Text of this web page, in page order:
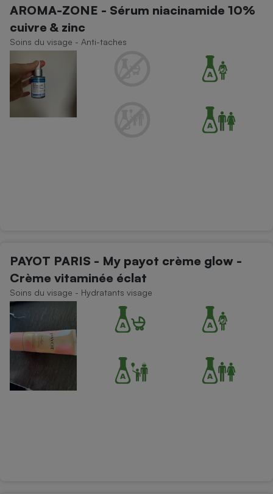
AROMA-ZONE - Sérum niacinamide 10%
cuivre & zinc
Soins du visage - Anti-taches
PAYOT PARIS - My payot crème glow -
Crème vitaminée éclat
Soins du visage - Hydratants visage